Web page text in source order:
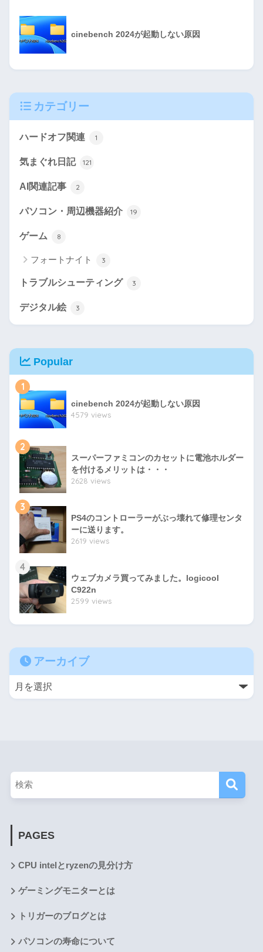
cinebench 2024が起動しない原因
カテゴリー
ハードオフ関連 1
気まぐれ日記 121
AI関連記事 2
パソコン・周辺機器紹介 19
ゲーム 8
フォートナイト 3
トラブルシューティング 3
デジタル絵 3
Popular
1
cinebench 2024が起動しない原因
4579 views
2
スーパーファミコンのカセットに電池ホルダー
を付けるメリットは・・・
2628 views
3
PS4のコントローラーがぶっ壊れて修理センタ
ーに送ります。
2619 views
4
ウェブカメラ買ってみました。logicool
C922n
2599 views
アーカイブ
PAGES
CPU intelとryzenの見分け方
ゲーミングモニターとは
トリガーのブログとは
パソコンの寿命について